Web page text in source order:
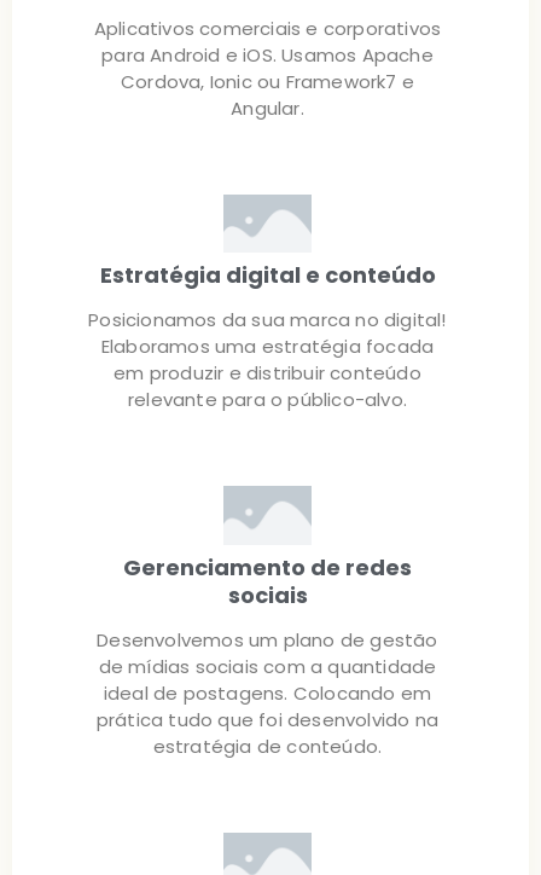
Aplicativos comerciais e corporativos
para Android e iOS. Usamos Apache
Cordova, Ionic ou Framework7 e
Angular.
Estratégia digital e conteúdo
Posicionamos da sua marca no digital!
Elaboramos uma estratégia focada
em produzir e distribuir conteúdo
relevante para o público-alvo.
Gerenciamento de redes
sociais
Desenvolvemos um plano de gestão
de mídias sociais com a quantidade
ideal de postagens. Colocando em
prática tudo que foi desenvolvido na
estratégia de conteúdo.